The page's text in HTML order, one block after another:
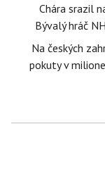
Chára srazil
Bývalý hráč
Na českých
pokuty v